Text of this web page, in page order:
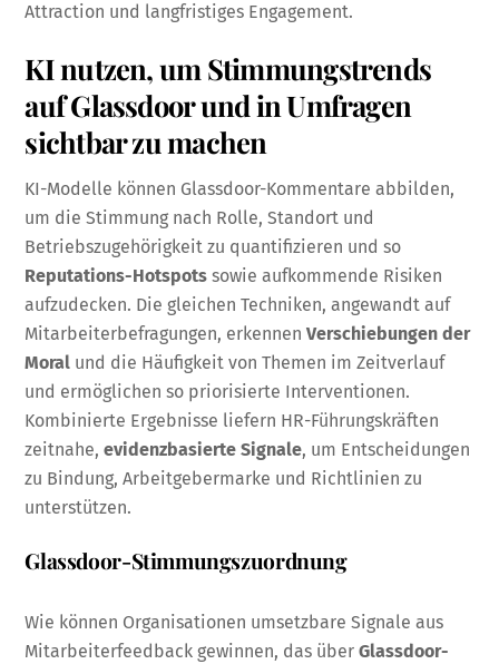
Attraction und langfristiges Engagement.
KI nutzen, um Stimmungstrends
auf Glassdoor und in Umfragen
sichtbar zu machen
KI-Modelle können Glassdoor-Kommentare abbilden,
um die Stimmung nach Rolle, Standort und
Betriebszugehörigkeit zu quantifizieren und so
Reputations-Hotspots sowie aufkommende Risiken
aufzudecken. Die gleichen Techniken, angewandt auf
Mitarbeiterbefragungen, erkennenVerschiebungen der
Moral und die Häufigkeit von Themen im Zeitverlauf
und ermöglichen so priorisierte Interventionen.
Kombinierte Ergebnisse liefern HR-Führungskräften
zeitnahe,evidenzbasierte Signale, um Entscheidungen
zu Bindung, Arbeitgebermarke und Richtlinien zu
unterstützen.
Glassdoor-Stimmungszuordnung
Wie können Organisationen umsetzbare Signale aus
Mitarbeiterfeedback gewinnen, das überGlassdoor-